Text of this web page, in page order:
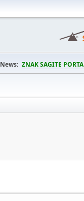
News: ZNAK SAGITE